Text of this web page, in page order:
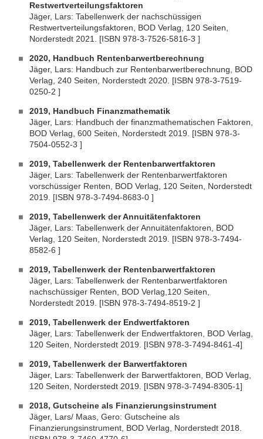
Restwertverteilungsfaktoren
Jäger, Lars: Tabellenwerk der nachschüssigen
Restwertverteilungsfaktoren, BOD Verlag, 120 Seiten,
Norderstedt 2021. [ISBN 978-3-7526-5816-3 ]
2020, Handbuch Rentenbarwertberechnung
Jäger, Lars: Handbuch zur Rentenbarwertberechnung, BOD
Verlag, 240 Seiten, Norderstedt 2020. [ISBN 978-3-7519-
0250-2 ]
2019, Handbuch Finanzmathematik
Jäger, Lars: Handbuch der finanzmathematischen Faktoren,
BOD Verlag, 600 Seiten, Norderstedt 2019. [ISBN 978-3-
7504-0552-3 ]
2019, Tabellenwerk der Rentenbarwertfaktoren
Jäger, Lars: Tabellenwerk der Rentenbarwertfaktoren
vorschüssiger Renten, BOD Verlag, 120 Seiten, Norderstedt
2019. [ISBN 978-3-7494-8683-0 ]
2019, Tabellenwerk der Annuitätenfaktoren
Jäger, Lars: Tabellenwerk der Annuitätenfaktoren, BOD
Verlag, 120 Seiten, Norderstedt 2019. [ISBN 978-3-7494-
8582-6 ]
2019, Tabellenwerk der Rentenbarwertfaktoren
Jäger, Lars: Tabellenwerk der Rentenbarwertfaktoren
nachschüssiger Renten, BOD Verlag,120 Seiten,
Norderstedt 2019. [ISBN 978-3-7494-8519-2 ]
2019, Tabellenwerk der Endwertfaktoren
Jäger, Lars: Tabellenwerk der Endwertfaktoren, BOD Verlag,
120 Seiten, Norderstedt 2019. [ISBN 978-3-7494-8461-4]
2019, Tabellenwerk der Barwertfaktoren
Jäger, Lars: Tabellenwerk der Barwertfaktoren, BOD Verlag,
120 Seiten, Norderstedt 2019. [ISBN 978-3-7494-8305-1]
2018, Gutscheine als Finanzierungsinstrument
Jäger, Lars/ Maas, Gero: Gutscheine als
Finanzierungsinstrument, BOD Verlag, Norderstedt 2018.